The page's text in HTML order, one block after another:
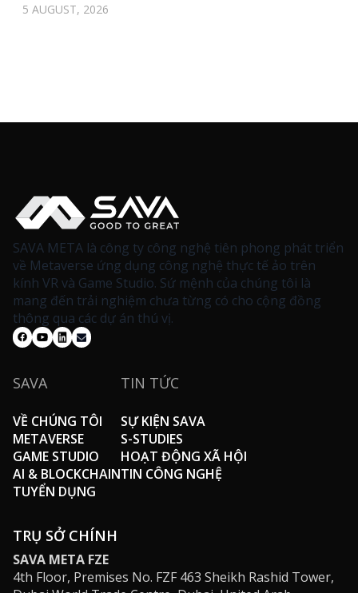
5 AUGUST, 2026
SAVA META là công ty công nghệ tiên phong phát triển
về Metaverse ứng dụng công nghệ thực tế ảo trên
kính VR và Game Studio. Sứ mệnh của chúng tôi là
mang đến trải nghiệm chưa từng có cho cộng đồng
thông qua các dự án thú vị.
SAVA
VỀ CHÚNG TÔI
METAVERSE
GAME STUDIO
AI & BLOCKCHAIN
TUYỂN DỤNG
TIN TỨC
SỰ KIỆN SAVA
S-STUDIES
HOẠT ĐỘNG XÃ HỘI
TIN CÔNG NGHỆ
TRỤ SỞ CHÍNH
SAVA META FZE
4th Floor, Premises No. FZF 463 Sheikh Rashid Tower,